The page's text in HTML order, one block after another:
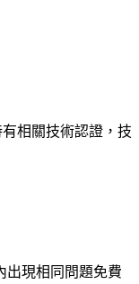
相關技術認證，技
出現相同問題免費